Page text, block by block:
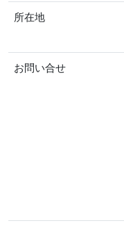
所在地
お問い合せ